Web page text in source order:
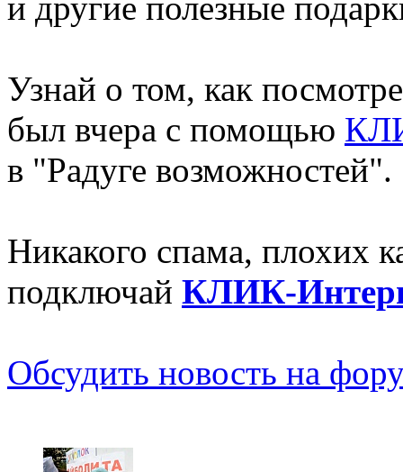
Узнай о том, как
был вчера с помощью
в "Радуге возможностей".
Никакого спама, плохих
подключай КЛИК-
Обсудить новость на